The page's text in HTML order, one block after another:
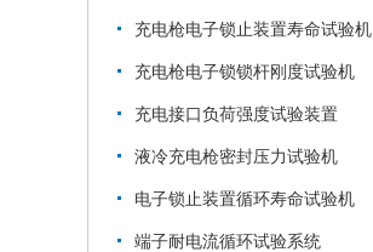
充电枪电子锁止装置寿命试验机
充电枪电子锁锁杆刚度试验机
充电接口负荷强度试验装置
液冷充电枪密封压力试验机
电子锁止装置循环寿命试验机
端子耐电流循环试验系统